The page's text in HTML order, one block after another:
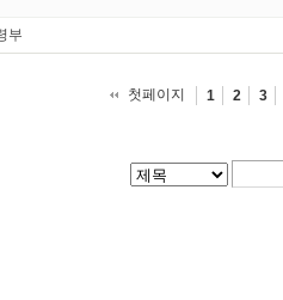
부
첫페이지
1 2 3